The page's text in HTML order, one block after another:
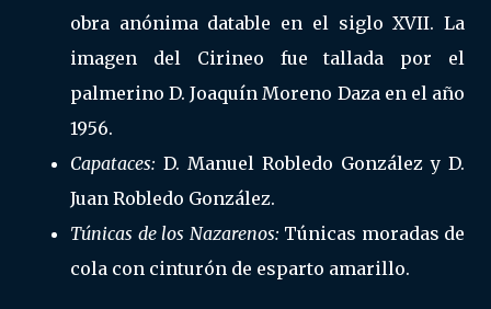
obra anónima datable en el siglo XVII. La
imagen del Cirineo fue tallada por el
palmerino D. Joaquín Moreno Daza en el año
1956.
Capataces: D. Manuel Robledo González y D.
Juan Robledo González.
Túnicas de los Nazarenos: Túnicas moradas de
cola con cinturón de esparto amarillo.